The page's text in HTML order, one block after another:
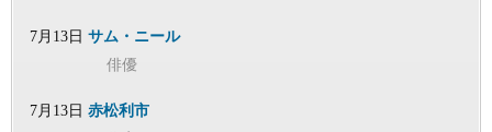
7月13日 サム・ニール
俳優
7月13日 赤松利市